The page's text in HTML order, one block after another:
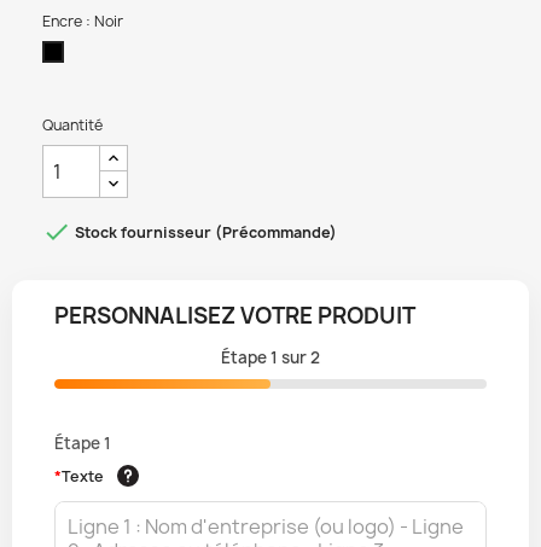
Encre : Noir
Quantité
 Stock fournisseur (Précommande)
PERSONNALISEZ VOTRE PRODUIT
Étape1 sur2
Étape 1
*Texte